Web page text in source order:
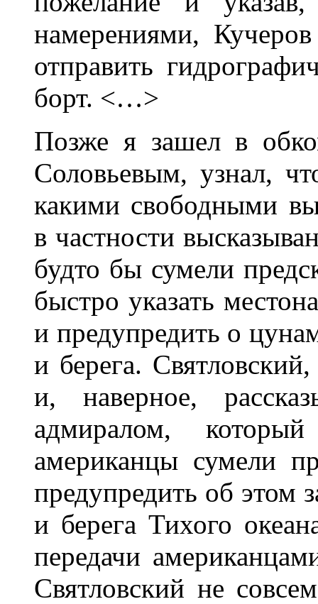
намерениями,
отправить
борт. <…>
Позже я зашел в
Соловьевым, узнал,
какими свободными
в частности
будто бы сумели
быстро указать
и предупредить о
и берега.
и, наверное,
адмиралом,
американцы сумели
предупредить об этом
и берега Тихого
передачи
Святловский не